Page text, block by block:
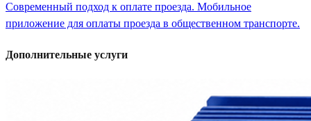
Современный подход к оплате проезда. Мобильное
приложение для оплаты проезда в общественном транспорте.
Дополнительные услуги